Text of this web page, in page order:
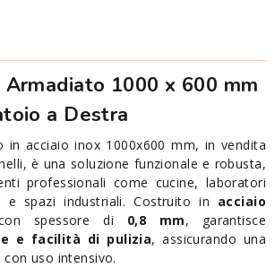
1000 x 600 mm
a Destra
in acciaio inox 1000x600 mm, in vendita
è una soluzione funzionale e robusta,
professionali come cucine, laboratori
e spazi industriali. Costruito in acciaio
spessore di 0,8 mm, garantisce
e facilità di pulizia, assicurando una
uso intensivo.